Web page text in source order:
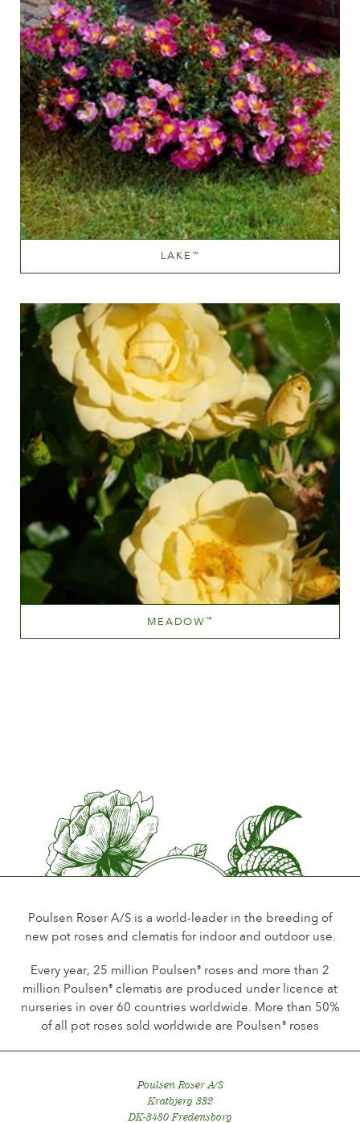
LAKE ™
100-150 cm
MEADOW ™
Poulsen Roser A/S is a world-leader in the breeding of
new pot roses and clematis for indoor and outdoor use.
Every year, 25 million Poulsen® roses and more than 2
million Poulsen® clematis are produced under licence at
nurseries in over 60 countries worldwide. More than 50%
of all pot roses sold worldwide are Poulsen®roses
Poulsen Roser A/S
Kratbjerg 332
DK-3480 Fredensborg